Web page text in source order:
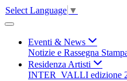
Select Language ▼
Eventi & News
Notizie e Rassegna
Residenza Artisti
INTER_VALLI edizione